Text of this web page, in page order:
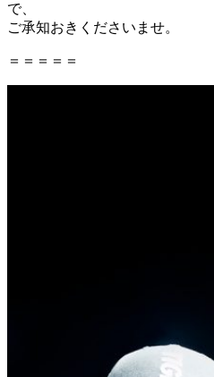
で、
ご承知おきくださいませ。
＝＝＝＝＝